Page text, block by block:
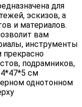
для
эскизов, а
и материалов.
вам
инструменты
прекрасно
подрамников,
см
однотонном